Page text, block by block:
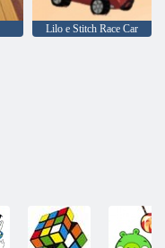
Lilo e Stitch Race Car